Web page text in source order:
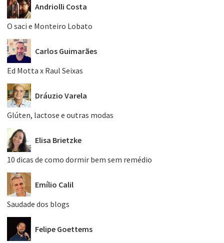
Andriolli Costa
O saci e Monteiro Lobato
Carlos Guimarães
Ed Motta x Raul Seixas
Dráuzio Varela
Glúten, lactose e outras modas
Elisa Brietzke
10 dicas de como dormir bem sem remédio
Emílio Calil
Saudade dos blogs
Felipe Goettems